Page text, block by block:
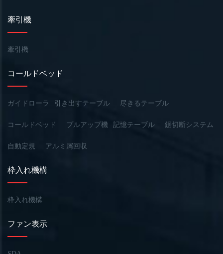
牽引機
牽引機
コールドベッド
ガイドローラ 引き出すテーブル 尽きるテーブル
コールドベッド プルアップ機 記憶テーブル 鋸切断システム
自動定規 アルミ屑回収
枠入れ機構
枠入れ機構
ファン表示